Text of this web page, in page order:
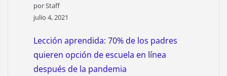
por Staff
julio 4, 2021
Lección aprendida: 70% de los padres
quieren opción de escuela en línea
después de la pandemia